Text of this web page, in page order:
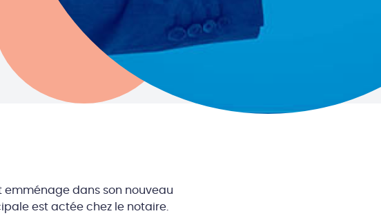
dans son nouveau
est actée chez le notaire.